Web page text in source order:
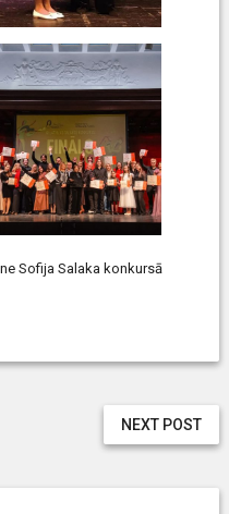
Sofija Salaka konkursā
NEXT POST